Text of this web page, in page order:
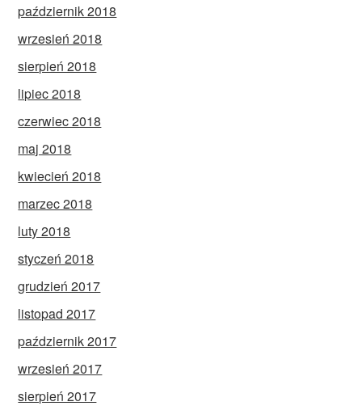
październik 2018
wrzesień 2018
sierpień 2018
lipiec 2018
czerwiec 2018
maj 2018
kwiecień 2018
marzec 2018
luty 2018
styczeń 2018
grudzień 2017
listopad 2017
październik 2017
wrzesień 2017
sierpień 2017